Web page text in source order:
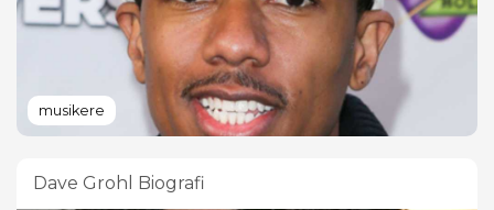
musikere
Dave Grohl Biografi